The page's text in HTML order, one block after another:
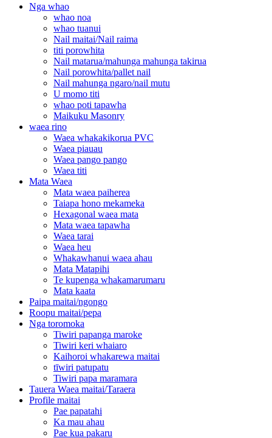
Nga whao
whao noa
whao tuanui
Nail maitai/Nail raima
titi porowhita
Nail matarua/mahunga mahunga takirua
Nail porowhita/pallet nail
Nail mahunga ngaro/nail mutu
U momo titi
whao poti tapawha
Maikuku Masonry
waea rino
Waea whakakikorua PVC
Waea piauau
Waea pango pango
Waea titi
Mata Waea
Mata waea paiherea
Taiapa hono mekameka
Hexagonal waea mata
Mata waea tapawha
Waea tarai
Waea heu
Whakawhanui waea ahau
Mata Matapihi
Te kupenga whakamarumaru
Mata kaata
Paipa maitai/ngongo
Roopu maitai/pepa
Nga toromoka
Tiwiri papanga maroke
Tiwiri keri whaiaro
Kaihoroi whakarewa maitai
tīwiri patupatu
Tiwiri papa maramara
Tauera Waea maitai/Taraera
Profile maitai
Pae papatahi
Ka mau ahau
Pae kua pakaru